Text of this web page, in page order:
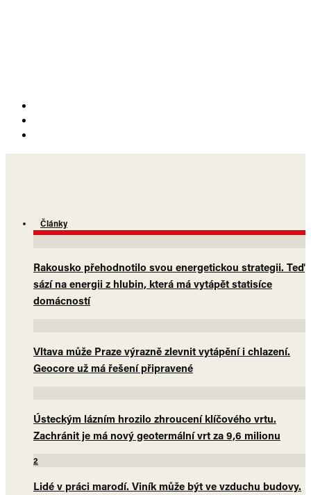
Články
Rakousko přehodnotilo svou energetickou strategii. Teď
sází na energii z hlubin, která má vytápět statisíce
domácností
Vltava může Praze výrazně zlevnit vytápění i chlazení.
Geocore už má řešení připravené
Ústeckým lázním hrozilo zhroucení klíčového vrtu.
Zachránit je má nový geotermální vrt za 9,6 milionu
2
Lidé v práci marodí. Viník může být ve vzduchu budovy.